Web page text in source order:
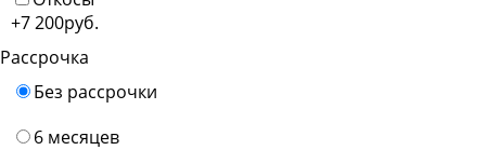
+7 200руб.
Рассрочка
Без рассрочки
6 месяцев